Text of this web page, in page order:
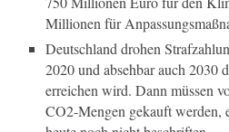
Millionen für
Deutschland drohen
2020 und absehbar auch 2030
erreichen wird. Dann müssen
CO2-Mengen gekauft werden,